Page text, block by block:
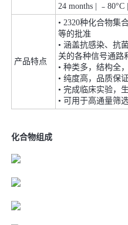
24 months |
产品特点
• 2320种化合物集
等的批准
• 涵盖抗感染、抗
关的各种信号通路
• 种类多，结构全
• 纯度高，品质保证
• 完成临床实验，
• 可用于高通量筛
化合物组成